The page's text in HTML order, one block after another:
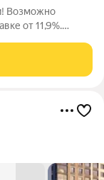
Возможно
от 11,9%.